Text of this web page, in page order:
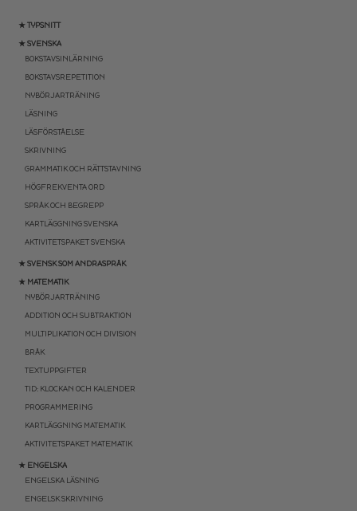
★ TYPSNITT
★ SVENSKA
BOKSTAVSINLÄRNING
BOKSTAVSREPETITION
NYBÖRJARTRÄNING
LÄSNING
LÄSFÖRSTÅELSE
SKRIVNING
GRAMMATIK OCH RÄTTSTAVNING
HÖGFREKVENTA ORD
SPRÅK OCH BEGREPP
KARTLÄGGNING SVENSKA
AKTIVITETSPAKET SVENSKA
★ SVENSK SOM ANDRASPRÅK
★ MATEMATIK
NYBÖRJARTRÄNING
ADDITION OCH SUBTRAKTION
MULTIPLIKATION OCH DIVISION
BRÅK
TEXTUPPGIFTER
TID: KLOCKAN OCH KALENDER
PROGRAMMERING
KARTLÄGGNING MATEMATIK
AKTIVITETSPAKET MATEMATIK
★ ENGELSKA
ENGELSKA LÄSNING
ENGELSK SKRIVNING